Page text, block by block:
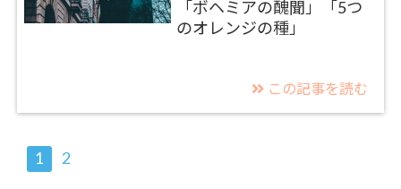
「ボヘミアの醜聞」「5つ
のオレンジの種」
この記事を読む
1 2